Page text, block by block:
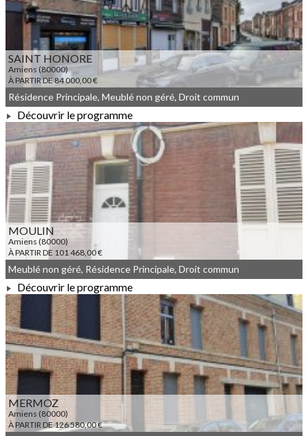
SAINT HONORE
Amiens (80000)
À PARTIR DE 84 000,00 €
À PARTIR DE 84 000,00 €
Résidence Principale, Meublé non géré, Droit commun
Découvrir le programme
MOULIN
Amiens (80000)
À PARTIR DE 101 468,00 €
À PARTIR DE 101 468,00 €
Meublé non géré, Résidence Principale, Droit commun
Découvrir le programme
MERMOZ
Amiens (80000)
À PARTIR DE 126 580,00 €